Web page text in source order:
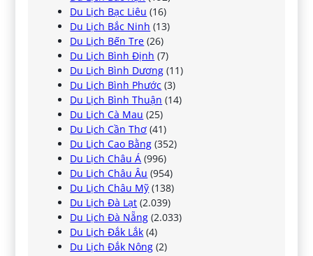
Du Lịch Bạc Liêu (16)
Du Lịch Bắc Ninh (13)
Du Lịch Bến Tre (26)
Du Lịch Bình Định (7)
Du Lịch Bình Dương (11)
Du Lịch Bình Phước (3)
Du Lịch Bình Thuận (14)
Du Lịch Cà Mau (25)
Du Lịch Cần Thơ (41)
Du Lịch Cao Bằng (352)
Du Lịch Châu Á (996)
Du Lịch Châu Âu (954)
Du Lịch Châu Mỹ (138)
Du Lịch Đà Lạt (2.039)
Du Lịch Đà Nẵng (2.033)
Du Lịch Đắk Lắk (4)
Du Lịch Đắk Nông (2)